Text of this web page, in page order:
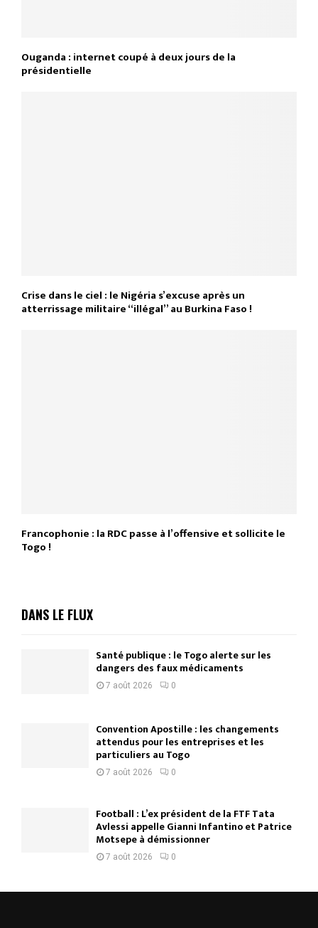
Ouganda : internet coupé à deux jours de la
présidentielle
Crise dans le ciel : le Nigéria s’excuse après un
atterrissage militaire “illégal” au Burkina Faso !
Francophonie : la RDC passe à l’offensive et sollicite le
Togo !
DANS LE FLUX
Santé publique : le Togo alerte sur les
dangers des faux médicaments
7 août 2026 0
Convention Apostille : les changements
attendus pour les entreprises et les
particuliers au Togo
7 août 2026 0
Football : L’ex président de la FTF Tata
Avlessi appelle Gianni Infantino et Patrice
Motsepe à démissionner
7 août 2026 0